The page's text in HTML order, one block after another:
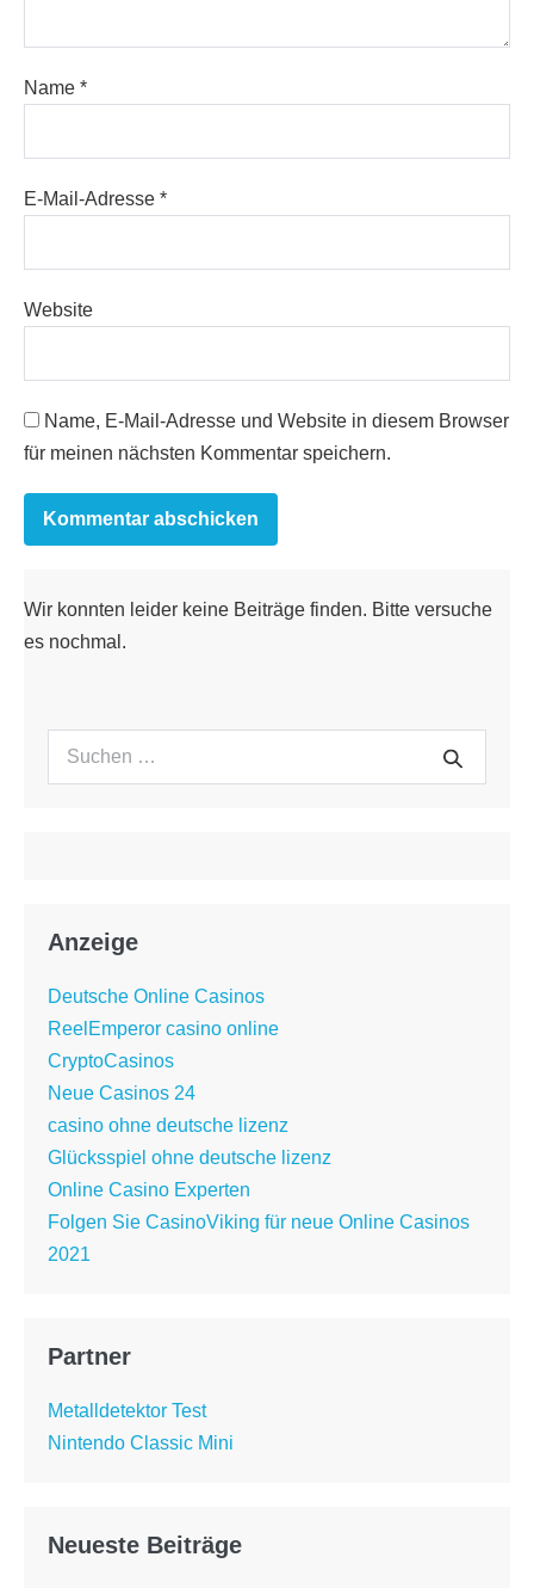
Name *
E-Mail-Adresse *
Website
Name, E-Mail-Adresse und Website in diesem Browser
für meinen nächsten Kommentar speichern.
Wir konnten leider keine Beiträge finden. Bitte versuche
es nochmal.
Suchen
Suche
Anzeige
Deutsche Online Casinos
ReelEmperor casino online
CryptoCasinos
Neue Casinos 24
casino ohne deutsche lizenz
Glücksspiel ohne deutsche lizenz
Online Casino Experten
Folgen Sie CasinoViking für neue Online Casinos
2021
Partner
Metalldetektor Test
Nintendo Classic Mini
Neueste Beiträge